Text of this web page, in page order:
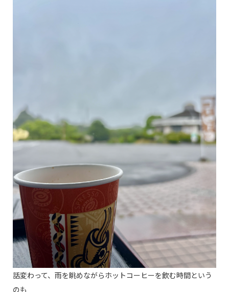
話変わって、雨を眺めながらホットコーヒーを飲む時間という
のも